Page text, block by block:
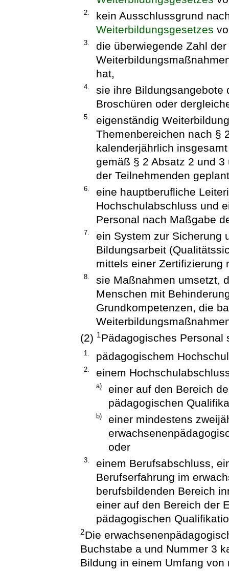
2.
kein Ausschlussgrund
Weiterbildungsgesetzes
3.
die überwiegende Zahl
hat,
4.
sie ihre Bildungsangebote
Broschüren oder
5.
eigenständig
Themenbereichen nach §
kalenderjährlich
gemäß § 2 Absatz 2 und
der Teilnehmenden
6.
eine hauptberufliche
Hochschulabschluss und
Personal nach Maßgabe
7.
ein System zur Sicherung
Bildungsarbeit
mittels einer Zertifizierung
8.
sie Maßnahmen umsetzt,
Menschen mit
Grundkompetenzen, die
(2) 1Pädagogisches Personal
1. pädagogischem
2. einem
a)
einer auf den Bereich
pädagogischen
b)
einer mindestens
oder
3.
einem Berufsabschluss,
Berufserfahrung im
berufsbildenden Bereich
einer auf den Bereich der
pädagogischen
2Die
Buchstabe a und Nummer 3
Bildung in einem Umfang